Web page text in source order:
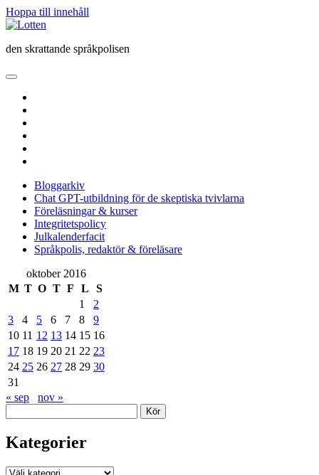
Hoppa till innehåll
Lotten
den skrattande språkpolisen
öppna
meny
Bloggarkiv
Chat GPT-utbildning för de skeptiska tvivlarna
Föreläsningar & kurser
Integritetspolicy
Julkalenderfacit
Språkpolis, redaktör & föreläsare
Sidopanel
oktober 2016
M T O T F L
S
1
2
3
4 5 6 7 8
9
10 11 12 13 14 15 16
17 18 19 20 21 22 23
24 25 26 27 28 29 30
31
« sep
nov »
Kategorier
Kategorier